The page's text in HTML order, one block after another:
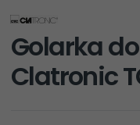
Golarka
Clatronic